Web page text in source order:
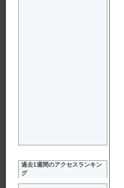
過去1週間のアクセスランキン
グ